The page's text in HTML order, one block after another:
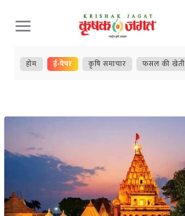
Skip
to
content
होम ई-पेपर कृषि समाचार फसल की खेती